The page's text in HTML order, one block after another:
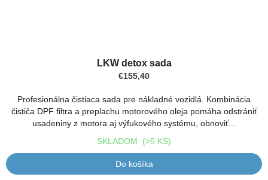
LKW detox sada
€155,40
Profesionálna čistiaca sada pre nákladné vozidlá. Kombinácia
čističa DPF filtra a preplachu motorového oleja pomáha odstrániť
usadeniny z motora aj výfukového systému, obnoviť...
SKLADOM (>5 KS)
Do košíka